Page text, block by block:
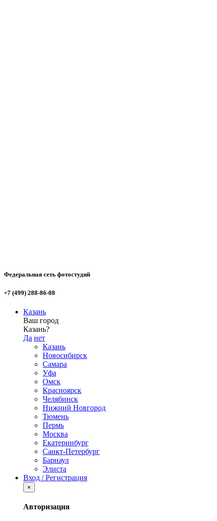
Федеральная сеть фотостудий
+7 (499) 288-86-08
Казань
Ваш город
Казань?
Да нет
Казань
Новосибирск
Самара
Уфа
Омск
Красноярск
Челябинск
Нижний Новгород
Тюмень
Пермь
Москва
Екатеринбург
Санкт-Петербург
Барнаул
Элиста
Вход / Регистрация
×
Авторизация